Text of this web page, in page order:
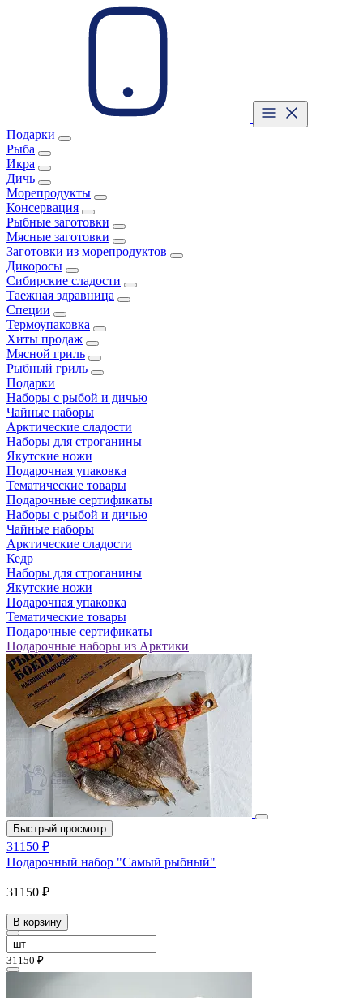
Подарки
Рыба
Икра
Дичь
Морепродукты
Консервация
Рыбные заготовки
Мясные заготовки
Заготовки из морепродуктов
Дикоросы
Сибирские сладости
Таежная здравница
Специи
Термоупаковка
Хиты продаж
Мясной гриль
Рыбный гриль
Подарки
Наборы с рыбой и дичью
Чайные наборы
Арктические сладости
Наборы для строганины
Якутские ножи
Подарочная упаковка
Тематические товары
Подарочные сертификаты
Наборы с рыбой и дичью
Чайные наборы
Арктические сладости
Кедр
Наборы для строганины
Якутские ножи
Подарочная упаковка
Тематические товары
Подарочные сертификаты
Подарочные наборы из Арктики
Быстрый просмотр
31150 ₽
Подарочный набор "Самый рыбный"
31150 ₽
В корзину
31150 ₽